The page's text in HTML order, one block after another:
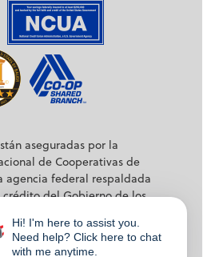
aseguradas por la
de Cooperativas de
agencia federal respaldada
del Gobierno de los
un mínimo de 250.000
dólares.
Todos los derechos
Hi! I'm here to assist you.
Need help? Click here to chat
with me anytime.